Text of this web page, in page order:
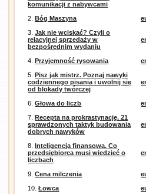
komunikacji z nabywcami
2.Bóg Maszyna
3.Jak nie wciskać? Czyli o
relacyjnej sprzedaży w
bezpośrednim wydaniu
4.Przyjemność rysowania
5.Pisz jak mistrz. Poznaj nawyki
codziennego pisania i uwolnij się
od blokady twórczej
6.Głowa do liczb
7.Recepta na prokrastynację. 21
sprawdzonych taktyk budowania
dobrych nawyków
8.Inteligencja finansowa. Co
przedsiębiorca musi wiedzieć o
liczbach
9.Cena milczenia
10.Łowca